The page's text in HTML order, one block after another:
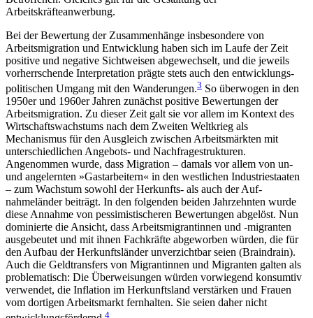
Arbeitskräfteanwerbung.
Bei der Bewertung der Zusammenhänge insbesondere von
Arbeitsmigration und Entwicklung haben sich im Laufe der Zeit
positive und negative Sicht­weisen abgewechselt, und die jeweils
vorherrschende Interpretation prägte stets auch den entwicklungs­
politischen Umgang mit den Wanderungen.3 So über­wogen in den
1950er und 1960er Jahren zunächst positive Bewertungen der
Arbeitsmigration. Zu die­ser Zeit galt sie vor allem im Kontext des
Wirtschafts­wachstums nach dem Zweiten Weltkrieg als
Mechanismus für den Ausgleich zwischen Arbeitsmärkten mit
unterschiedlichen Angebots- und Nachfragestrukturen.
Angenommen wurde, dass Migration – da­mals vor allem von un-
und angelernten »Gastarbeitern« in den westlichen Industriestaaten
– zum Wachstum sowohl der Herkunfts- als auch der Auf­
nahmeländer beiträgt. In den folgenden beiden Jahr­zehnten wurde
diese Annahme von pessimistischeren Bewertungen abgelöst. Nun
dominierte die Ansicht, dass Arbeitsmigrantinnen und ‑migranten
ausgebeutet und mit ihnen Fachkräfte abgeworben würden, die für
den Aufbau der Herkunftsländer unverzichtbar seien (Braindrain).
Auch die Geldtransfers von Migrantinnen und Migranten galten als
problematisch: Die Überweisungen würden vorwiegend kon­sumtiv
verwendet, die Inflation im Herkunftsland verstärken und Frauen
vom dortigen Arbeitsmarkt fernhalten. Sie seien daher nicht
4